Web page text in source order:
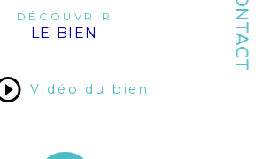
CONTACT
DÉCOUVRIR
LE BIEN
Vidéo du bien